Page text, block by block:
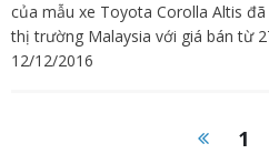
của mẫu xe Toyota Corolla Altis
thị trường Malaysia với giá bán từ
12/12/2016
1